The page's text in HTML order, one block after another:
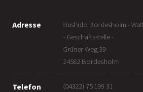
Adresse
Bushido Bordesholm -
- Geschäftsstelle -
Grüner Weg 39
24582 Bordesholm
Telefon (04322) 75 199 31